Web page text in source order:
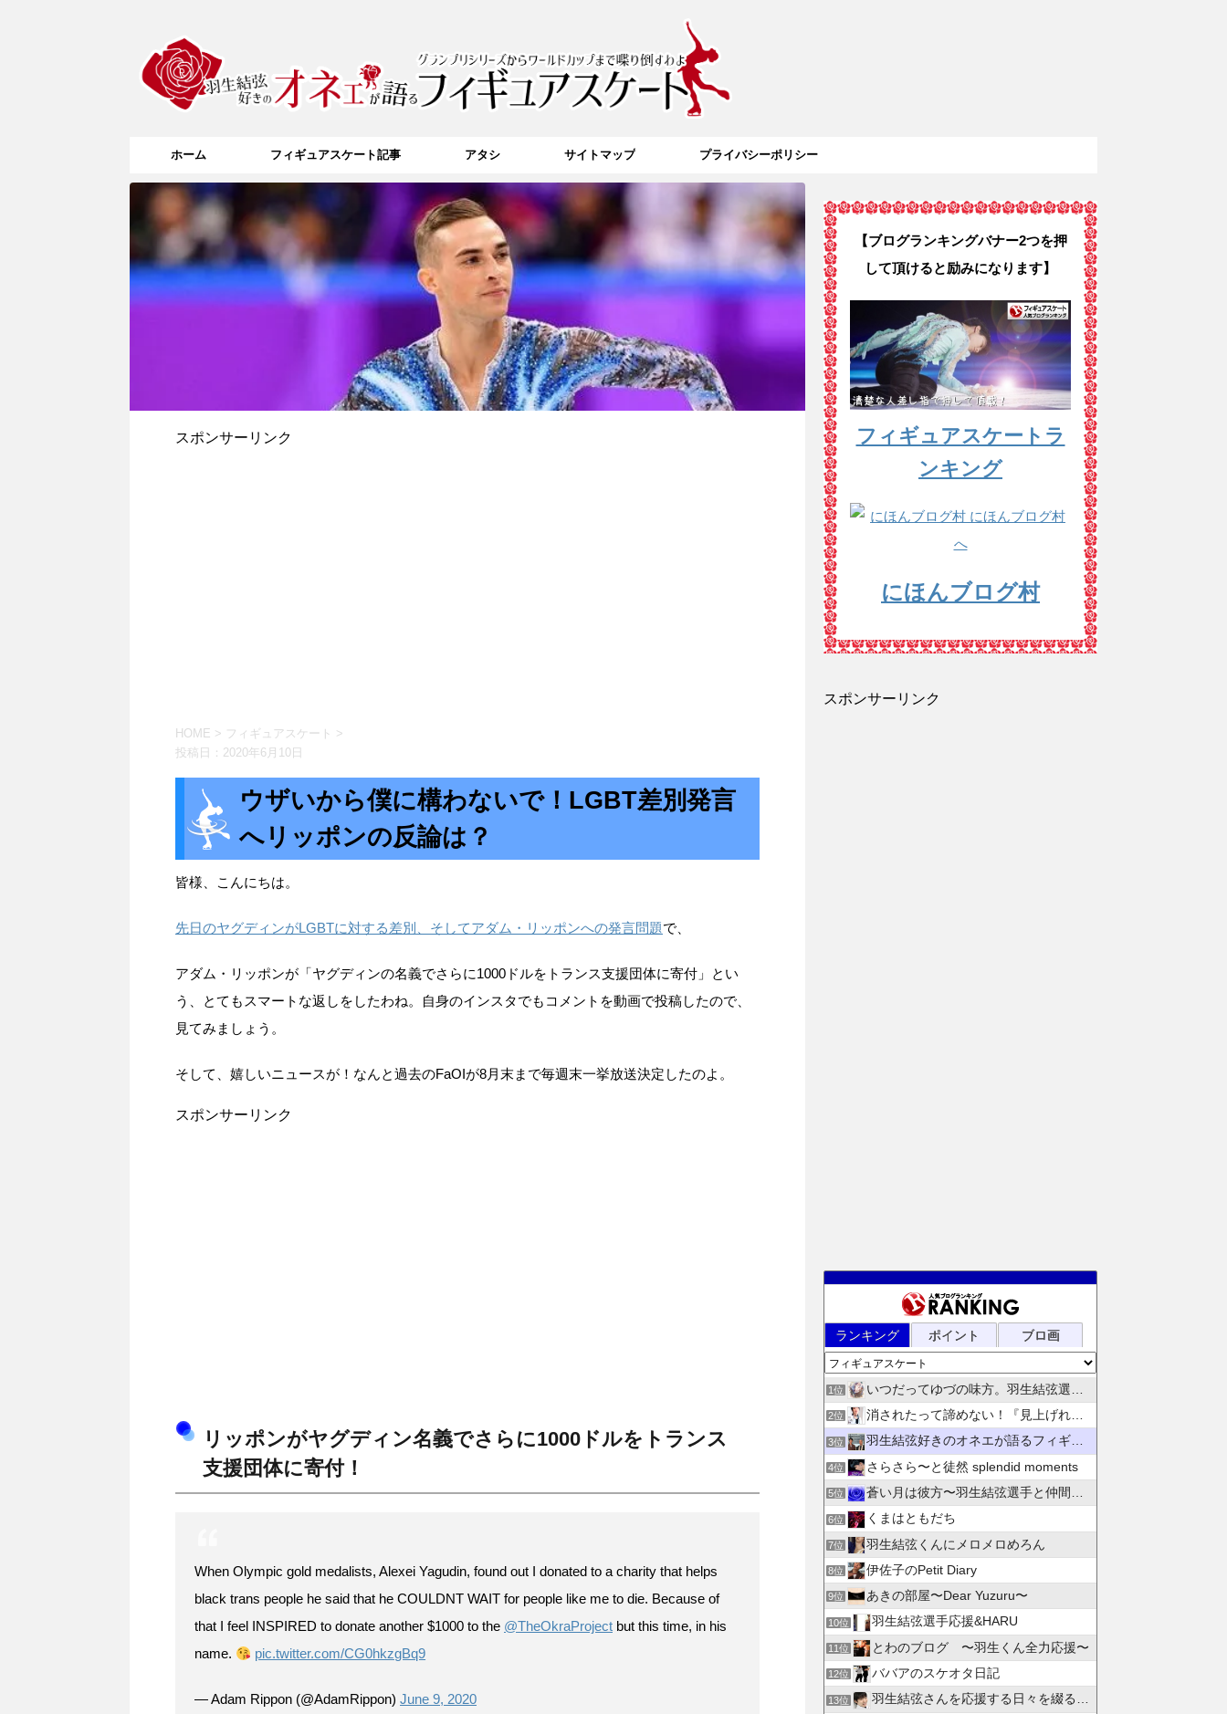
ホーム フィギュアスケート記事 アタシ サイトマップ プライバシーポリシー
スポンサーリンク
HOME > フィギュアスケート
>
投稿日： 2020年6月10日
ウザいから僕に構わないで！LGBT差別発言
へリッポンの反論は？
皆様、こんにちは。
先日のヤグディンがLGBTに対する差別、そしてアダム・リッポンへの発言問題で、
アダム・リッポンが「ヤグディンの名義でさらに1000ドルをトランス支援団体に寄付」とい
う、とてもスマートな返しをしたわね。自身のインスタでもコメントを動画で投稿したので、
見てみましょう。
そして、嬉しいニュースが！なんと過去のFaOIが8月末まで毎週末一挙放送決定したのよ。
スポンサーリンク
リッポンがヤグディン名義でさらに1000ドルをトランス
支援団体に寄付！
When Olympic gold medalists, Alexei Yagudin, found out I donated to a charity that helps
black trans people he said that he COULDNT WAIT for people like me to die. Because of
that I feel INSPIRED to donate another $1000 to the @TheOkraProject but this time, in his
name.
pic.twitter.com/CG0hkzgBq9
— Adam Rippon (@AdamRippon) June 9, 2020
【ブログランキングバナー2つを押
して頂けると励みになります】
フィギュアスケートラ
ンキング
にほんブログ村
スポンサーリンク
ランキング ポイント ブロ画
1位 いつだってゆづの味方。羽生結弦選手応援団 紫色のブログ
2位 消されたって諦めない！『見上げれば、青空 』別館
3位 羽生結弦好きのオネエが語るフィギュアスケート
4位 さらさら〜と徒然 splendid moments
5位 蒼い月は彼方〜羽生結弦選手と仲間たちの日々を花束にして〜
6位 くまはともだち
7位 羽生結弦くんにメロメロめろん
8位 伊佐子のPetit Diary
9位 あきの部屋〜Dear Yuzuru〜
10位 羽生結弦選手応援&HARU
11位 とわのブログ 〜羽生くん全力応援〜
12位 ババアのスケオタ日記
13位 羽生結弦さんを応援する日々を綴るブログ